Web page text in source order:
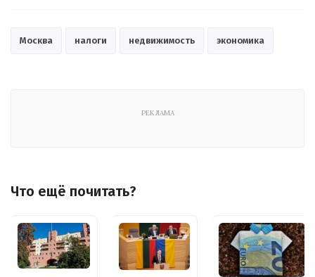
Москва налоги недвижимость экономика
РЕКЛАМА
Что ещё почитать?